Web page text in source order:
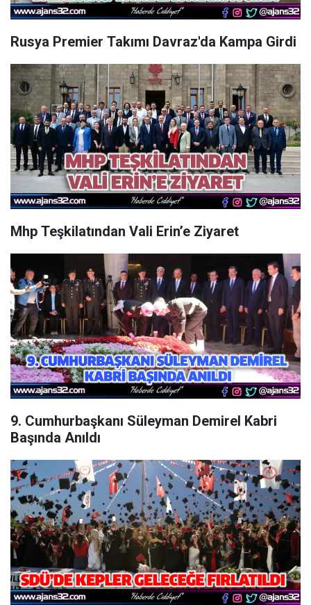
Rusya Premier Takımı Davraz'da Kampa Girdi
Mhp Teşkilatından Vali Erin’e Ziyaret
9. Cumhurbaşkanı Süleyman Demirel Kabri
Başında Anıldı